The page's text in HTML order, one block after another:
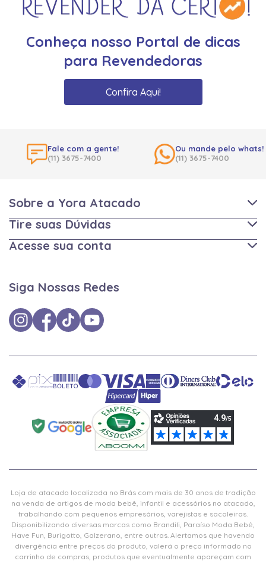
Conheça nosso Portal de dicas
para Revendedoras
Confira Aqui!
Fale com a gente!
(11) 3675-7400
Ou mande pelo whats!
(11) 3675-7400
Sobre a Yora Atacado
Tire suas Dúvidas
Acesse sua conta
Siga Nossas Redes
Loja de atacado localizada no Brás com mais de 30 anos de tradição
na venda de artigos de moda bebê, infantil e acessórios no atacado,
trabalhando com pequenos empresários, varejistas e sacoleiras.
Disponibilizando diversas marcas como Brandili, Paraíso Moda Bebê,
Have Fun, Burigotto, Galzerano, entre outras. Alertamos que havendo
divergência entre preços do produto, valerá o preço informado no
carrinho de compras, produtos que eventualmente apareçam com